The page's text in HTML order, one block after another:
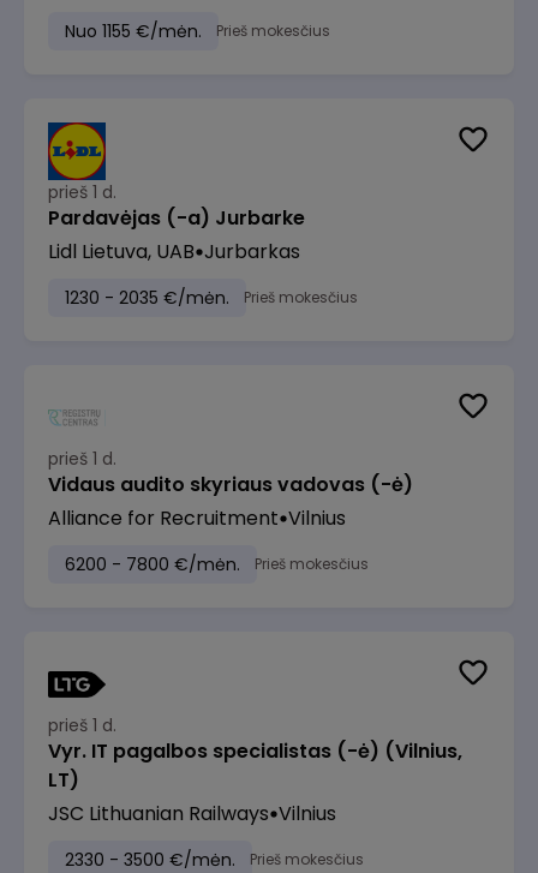
Nuo 1155 €/mėn. Prieš mokesčius
prieš 1 d.
Pardavėjas (-a) Jurbarke
Lidl Lietuva, UAB Jurbarkas
1230 - 2035 €/mėn. Prieš mokesčius
prieš 1 d.
Vidaus audito skyriaus vadovas (-ė)
Alliance for Recruitment Vilnius
6200 - 7800 €/mėn. Prieš mokesčius
prieš 1 d.
Vyr. IT pagalbos specialistas (-ė) (Vilnius,
LT)
JSC Lithuanian Railways Vilnius
2330 - 3500 €/mėn. Prieš mokesčius